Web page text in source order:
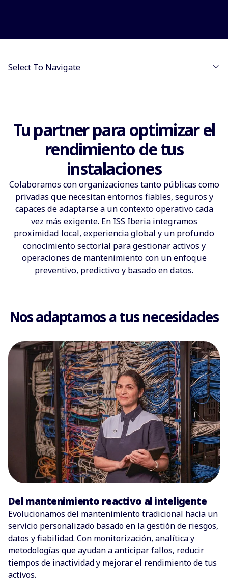
Select To Navigate
Tu partner para optimizar el
rendimiento de tus
instalaciones
Colaboramos con organizaciones tanto públicas como
privadas que necesitan entornos fiables, seguros y
capaces de adaptarse a un contexto operativo cada
vez más exigente. En ISS Iberia integramos
proximidad local, experiencia global y un profundo
conocimiento sectorial para gestionar activos y
operaciones de mantenimiento con un enfoque
preventivo, predictivo y basado en datos.
Nos adaptamos a tus necesidades
Del mantenimiento reactivo al inteligente
Evolucionamos del mantenimiento tradicional hacia un
servicio personalizado basado en la gestión de riesgos,
datos y fiabilidad. Con monitorización, analítica y
metodologías que ayudan a anticipar fallos, reducir
tiempos de inactividad y mejorar el rendimiento de tus
activos.